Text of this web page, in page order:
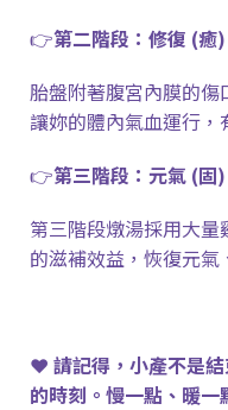
👉第二階段：修復 (癒)
胎盤附著腹宮內膜的傷
讓妳的體內氣血運行，
👉第三階段：元氣 (固)
第三階段燉湯採用大
的滋補效益，恢復元氣
❤️ 請記得，小產不是
的時刻。慢一點、暖一